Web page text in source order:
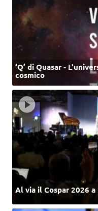
‘Q’ di Quasar -
cosmico
Al via il Cospar 2026 a